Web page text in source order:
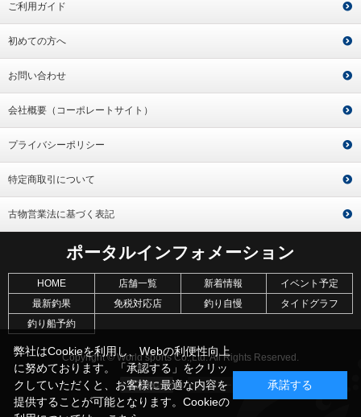
ご利用ガイド
初めての方へ
お問い合わせ
会社概要（コーポレートサイト）
プライバシーポリシー
特定商取引について
古物営業法に基づく表記
ポータルインフォメーション
HOME 店舗一覧 新着情報
イベント予定
最新釣果
免税対応店 釣り自慢
タイドグラフ
釣り船予約
Copyright © World sports Co.,Ltd. All Rights Reserved.
弊社はCookieを利用し、Webの利便性向上
に努めております。「承認する」をクリッ
クしていただくと、お客様に最適な内容を
提供することが可能となります。Cookieの
承諾する